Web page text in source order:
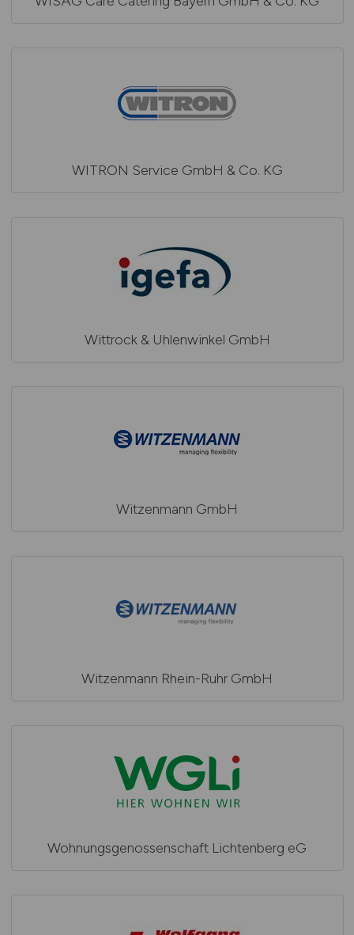
WITRON Service GmbH & Co. KG
Wittrock & Uhlenwinkel GmbH
Witzenmann GmbH
Witzenmann Rhein-Ruhr GmbH
Wohnungsgenossenschaft Lichtenberg eG